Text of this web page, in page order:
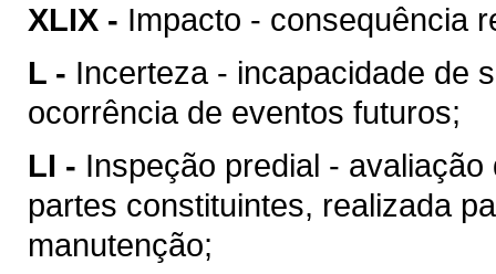
XLIX - Impacto - consequência
L - Incerteza - incapacidade de
ocorrência de eventos futuros;
LI - Inspeção predial -
partes constituintes, realizada
manutenção;